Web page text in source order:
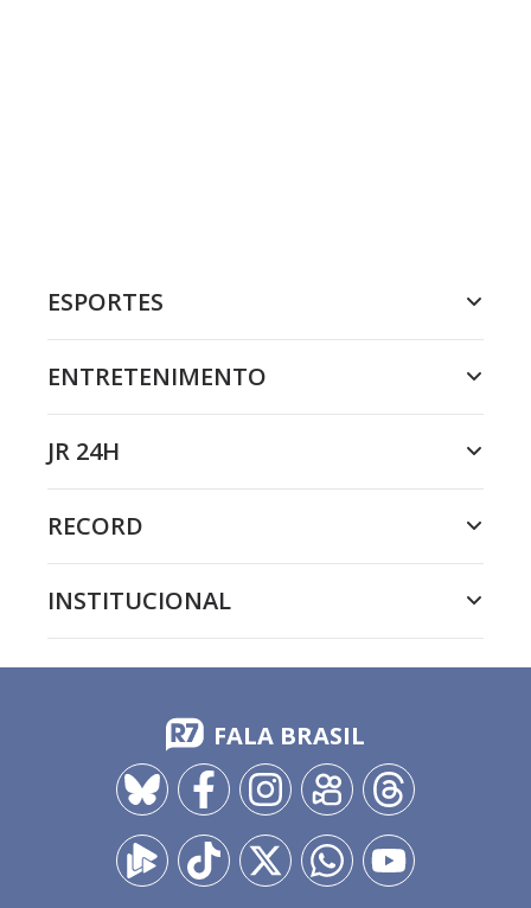
ESPORTES
ENTRETENIMENTO
JR 24H
RECORD
INSTITUCIONAL
FALA BRASIL